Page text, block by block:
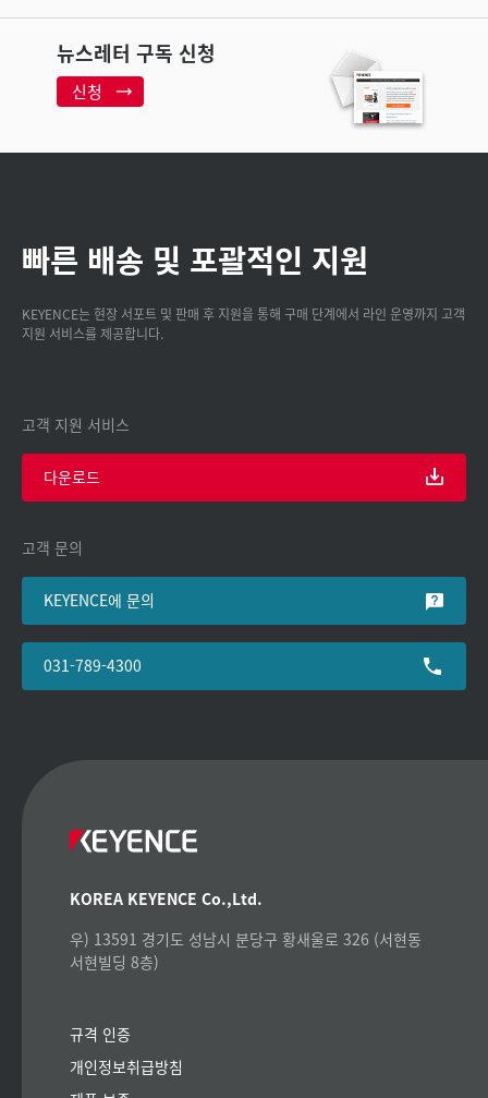
뉴스레터 구독 신청
신청
빠른 배송 및 포괄적인 지원
KEYENCE는 현장 서포트 및 판매 후 지원을 통해 구매 단계에서 라인 운영까지 고객
지원 서비스를 제공합니다.
고객 지원 서비스
다운로드
고객 문의
KEYENCE에 문의
031-789-4300
KOREA KEYENCE Co.,Ltd.
우) 13591 경기도 성남시 분당구 황새울로 326 (서현동
서현빌딩 8층)
규격 인증
개인정보취급방침